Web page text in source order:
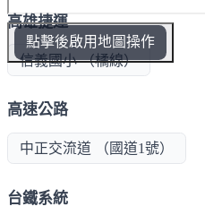
點擊後啟用地圖操作
高雄捷運
信義國小 （橘線）
高速公路
中正交流道 （國道1號）
台鐵系統